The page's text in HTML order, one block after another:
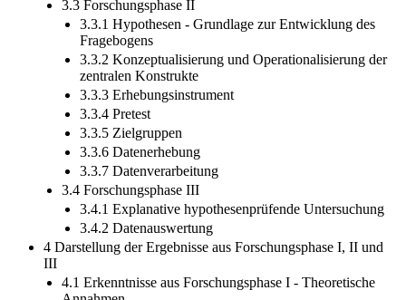
3.3 Forschungsphase II
3.3.1 Hypothesen - Grundlage zur Entwicklung des
Fragebogens
3.3.2 Konzeptualisierung und Operationalisierung der
zentralen Konstrukte
3.3.3 Erhebungsinstrument
3.3.4 Pretest
3.3.5 Zielgruppen
3.3.6 Datenerhebung
3.3.7 Datenverarbeitung
3.4 Forschungsphase III
3.4.1 Explanative hypothesenprüfende Untersuchung
3.4.2 Datenauswertung
4 Darstellung der Ergebnisse aus Forschungsphase I, II und
III
4.1 Erkenntnisse aus Forschungsphase I - Theoretische